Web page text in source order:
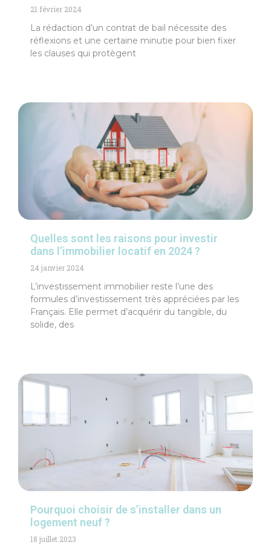
21 février 2024
La rédaction d’un contrat de bail nécessite des
réflexions et une certaine minutie pour bien fixer
les clauses qui protègent
Quelles sont les raisons pour investir
dans l’immobilier locatif en 2024 ?
24 janvier 2024
L’investissement immobilier reste l’une des
formules d’investissement très appréciées par les
Français. Elle permet d’acquérir du tangible, du
solide, des
Pourquoi choisir de s’installer dans un
logement neuf ?
18 juillet 2023